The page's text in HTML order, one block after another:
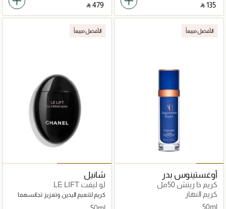
‎ ⃁ ⁦135⁩ ‎
‎ ⃁ ⁦479⁩ ‎
الأفضل مبيعاً
أوغستينوس بدر
كريم ذا ريتش 50مل
كريم النهار
50ml
الأفضل مبيعاً
شانيل
لو ليفت LE LIFT
كريم لتنعيم اليدين وتعزيز تجانسهما
وتجديد حيويتهما